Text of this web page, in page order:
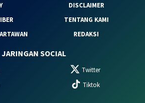
DISCLAIMER
TENTANG KAMI
REDAKSI
JARINGAN SOCIAL
Twitter
Tiktok